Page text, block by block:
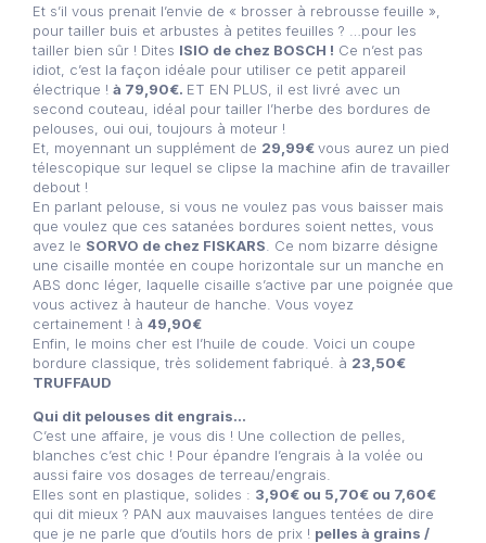
Et s’il vous prenait l’envie de « brosser à rebrousse feuille »,
pour tailler buis et arbustes à petites feuilles ? …pour les
tailler bien sûr ! Dites ISIO de chez BOSCH ! Ce n’est pas
idiot, c’est la façon idéale pour utiliser ce petit appareil
électrique ! à 79,90€. ET EN PLUS, il est livré avec un
second couteau, idéal pour tailler l’herbe des bordures de
pelouses, oui oui, toujours à moteur !
Et, moyennant un supplément de 29,99€vous aurez un pied
télescopique sur lequel se clipse la machine afin de travailler
debout !
En parlant pelouse, si vous ne voulez pas vous baisser mais
que voulez que ces satanées bordures soient nettes, vous
avez le SORVO de chez FISKARS . Ce nom bizarre désigne
une cisaille montée en coupe horizontale sur un manche en
ABS donc léger, laquelle cisaille s’active par une poignée que
vous activez à hauteur de hanche. Vous voyez
certainement ! à 49,90€
Enfin, le moins cher est l’huile de coude. Voici un coupe
bordure classique, très solidement fabriqué. à 23,50€
TRUFFAUD
Qui dit pelouses dit engrais…
C’est une affaire, je vous dis ! Une collection de pelles,
blanches c’est chic ! Pour épandre l’engrais à la volée ou
aussi faire vos dosages de terreau/engrais.
Elles sont en plastique, solides : 3,90€ ou 5,70€ ou 7,60€
qui dit mieux ? PAN aux mauvaises langues tentées de dire
que je ne parle que d’outils hors de prix ! pelles à grains /